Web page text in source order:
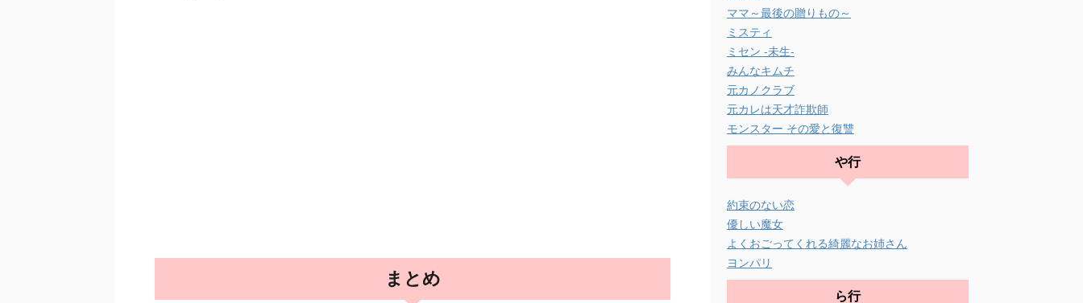
まとめ
ママ～最後の贈りもの～
ミスティ
ミセン -未生-
みんなキムチ
元カノクラブ
元カレは天才詐欺師
モンスター その愛と復讐
や行
約束のない恋
優しい魔女
よくおごってくれる綺麗なお姉さん
ヨンパリ
ら行